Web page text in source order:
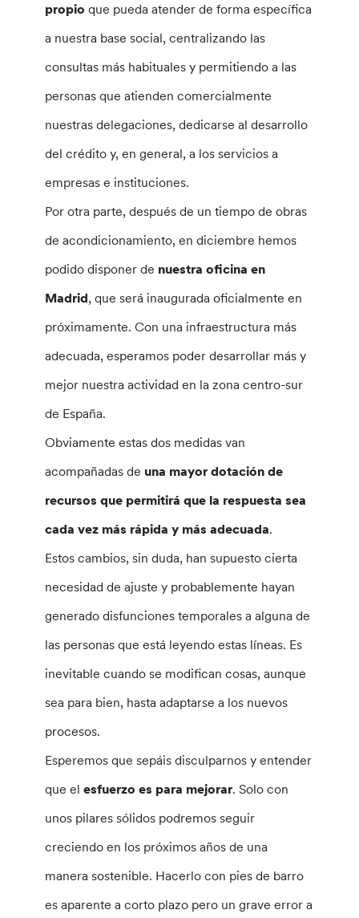
propio que pueda atender de forma específica
a nuestra base social, centralizando las
consultas más habituales y permitiendo a las
personas que atienden comercialmente
nuestras delegaciones, dedicarse al desarrollo
del crédito y, en general, a los servicios a
empresas e instituciones.
Por otra parte, después de un tiempo de obras
de acondicionamiento, en diciembre hemos
podido disponer de nuestra oficina en
Madrid, que será inaugurada oficialmente en
próximamente. Con una infraestructura más
adecuada, esperamos poder desarrollar más y
mejor nuestra actividad en la zona centro-sur
de España.
Obviamente estas dos medidas van
acompañadas de una mayor dotación de
recursos que permitirá que la respuesta sea
cada vez más rápida y más adecuada.
Estos cambios, sin duda, han supuesto cierta
necesidad de ajuste y probablemente hayan
generado disfunciones temporales a alguna de
las personas que está leyendo estas líneas. Es
inevitable cuando se modifican cosas, aunque
sea para bien, hasta adaptarse a los nuevos
procesos.
Esperemos que sepáis disculparnos y entender
que elesfuerzo es para mejorar. Solo con
unos pilares sólidos podremos seguir
creciendo en los próximos años de una
manera sostenible. Hacerlo con pies de barro
es aparente a corto plazo pero un grave error a